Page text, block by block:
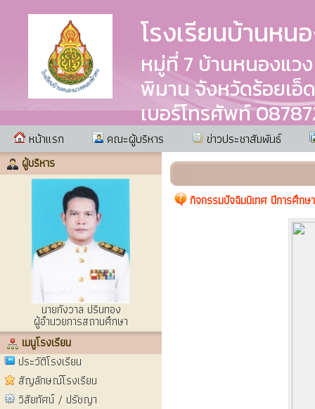
โรงเรียนบ้านห
หมู่ที่ 7 บ้านหนองแว
พิมาน จังหวัดร้อยเอ็
เบอร์โทรศัพท์
หน้าแรก คณะผู้บริหาร ข่าวประชาสัมพันธ์
ผู้บริหาร
นายกังวาล ปรินทอง
ผู้อำนวยการสถานศึกษา
เมนูโรงเรียน
ประวัติโรงเรียน
สัญลักษณ์โรงเรียน
วิสัยทัศน์ / ปรัชญา
กิจกรรมปัจฉิมนิเทศ ปีการศึกษ